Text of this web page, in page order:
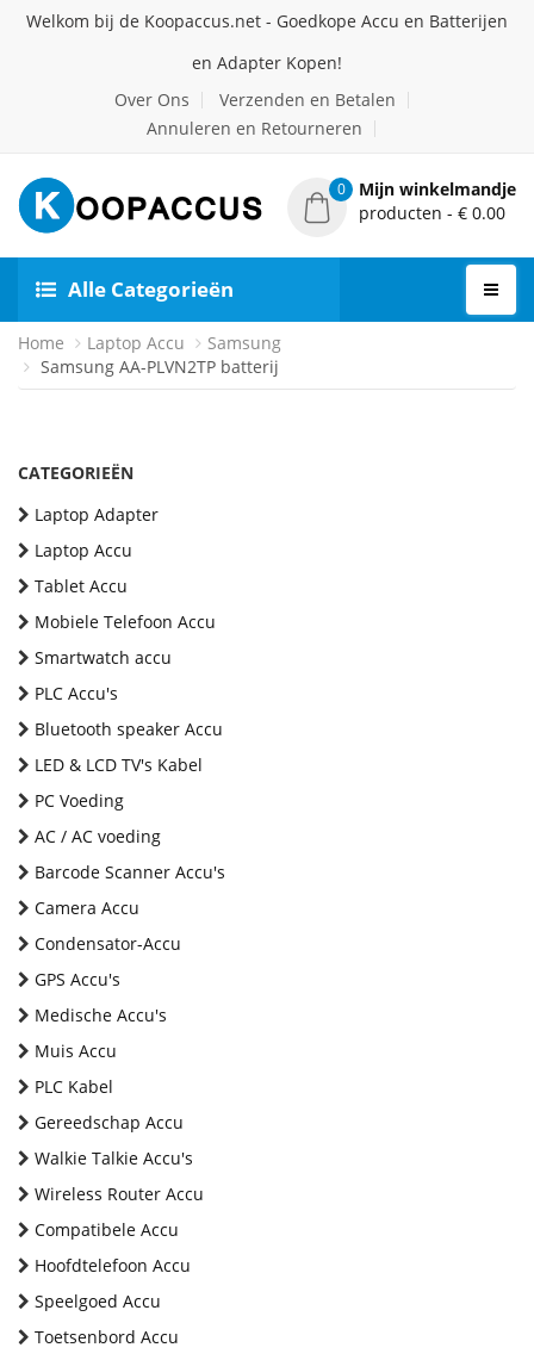
Welkom bij de Koopaccus.net - Goedkope Accu en Batterijen
en Adapter Kopen!
Over Ons
Verzenden en Betalen
Annuleren en Retourneren
0
Mijn winkelmandje
producten - € 0.00
Alle Categorieën
Home Laptop Accu
Samsung
Samsung AA-PLVN2TP batterij
CATEGORIEËN
Laptop Adapter
Laptop Accu
Tablet Accu
Mobiele Telefoon Accu
Smartwatch accu
PLC Accu's
Bluetooth speaker Accu
LED & LCD TV's Kabel
PC Voeding
AC / AC voeding
Barcode Scanner Accu's
Camera Accu
Condensator-Accu
GPS Accu's
Medische Accu's
Muis Accu
PLC Kabel
Gereedschap Accu
Walkie Talkie Accu's
Wireless Router Accu
Compatibele Accu
Hoofdtelefoon Accu
Speelgoed Accu
Toetsenbord Accu